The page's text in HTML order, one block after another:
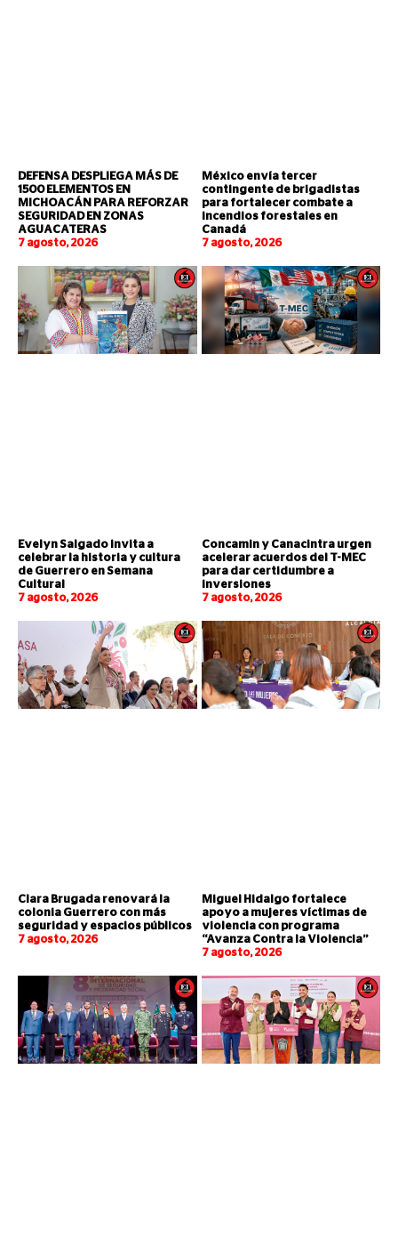
DEFENSA DESPLIEGA MÁS DE
1500 ELEMENTOS EN
MICHOACÁN PARA REFORZAR
SEGURIDAD EN ZONAS
AGUACATERAS
7 agosto, 2026
México envía tercer
contingente de brigadistas
para fortalecer combate a
incendios forestales en
Canadá
7 agosto, 2026
Evelyn Salgado invita a
celebrar la historia y cultura
de Guerrero en Semana
Cultural
7 agosto, 2026
Concamin y Canacintra urgen
acelerar acuerdos del T-MEC
para dar certidumbre a
inversiones
7 agosto, 2026
Clara Brugada renovará la
colonia Guerrero con más
seguridad y espacios públicos
7 agosto, 2026
Miguel Hidalgo fortalece
apoyo a mujeres víctimas de
violencia con programa
“Avanza Contra la Violencia”
7 agosto, 2026